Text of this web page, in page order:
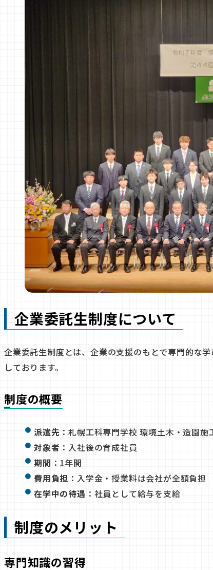
企業委託生制度について
企業委託生制度とは、企業の支援のもとで専門的な
しております。
制度の概要
派遣先 ：札幌工科専門学校 環境土木・造園施
対象者 ：入社後の育成社員
期間 ：1年間
費用負担 ：入学金・授業料は会社が全額負担
在学中の待遇 ：社員として給与を支給
制度のメリット
専門知識の習得